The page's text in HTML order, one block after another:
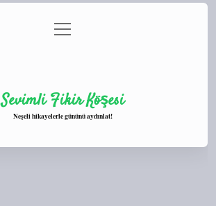
Gizlilik Politikası
menüyü
aç
Sevimli Fikir Köşesi
Neşeli hikayelerle gününü aydınlat!